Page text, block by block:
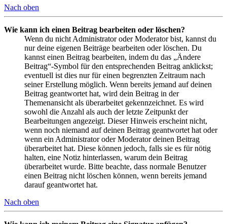
Nach oben
Wie kann ich einen Beitrag bearbeiten oder löschen?
Wenn du nicht Administrator oder Moderator bist, kannst du
nur deine eigenen Beiträge bearbeiten oder löschen. Du
kannst einen Beitrag bearbeiten, indem du das „Ändere
Beitrag“-Symbol für den entsprechenden Beitrag anklickst;
eventuell ist dies nur für einen begrenzten Zeitraum nach
seiner Erstellung möglich. Wenn bereits jemand auf deinen
Beitrag geantwortet hat, wird dein Beitrag in der
Themenansicht als überarbeitet gekennzeichnet. Es wird
sowohl die Anzahl als auch der letzte Zeitpunkt der
Bearbeitungen angezeigt. Dieser Hinweis erscheint nicht,
wenn noch niemand auf deinen Beitrag geantwortet hat oder
wenn ein Administrator oder Moderator deinen Beitrag
überarbeitet hat. Diese können jedoch, falls sie es für nötig
halten, eine Notiz hinterlassen, warum dein Beitrag
überarbeitet wurde. Bitte beachte, dass normale Benutzer
einen Beitrag nicht löschen können, wenn bereits jemand
darauf geantwortet hat.
Nach oben